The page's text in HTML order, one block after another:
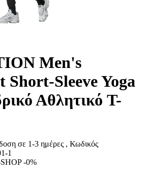
Men's
Sleeve Yoga
Αθλητικό T-
σε 1-3 ημέρες , Κωδικός
1
-0%